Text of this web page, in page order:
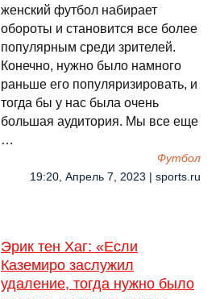
женский футбол набирает
обороты и становится все более
популярным среди зрителей.
Конечно, нужно было намного
раньше его популяризировать, и
тогда бы у нас была очень
большая аудитория. Мы все еще
…
Футбол
19:20, Апрель 7, 2023 | sports.ru
Эрик тен Хаг: «Если
Каземиро заслужил
удаление, тогда нужно было